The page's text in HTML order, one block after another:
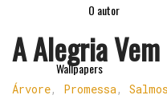
O autor
Wallpapers
A Alegria Vem
Árvore, Promessa , Salmos